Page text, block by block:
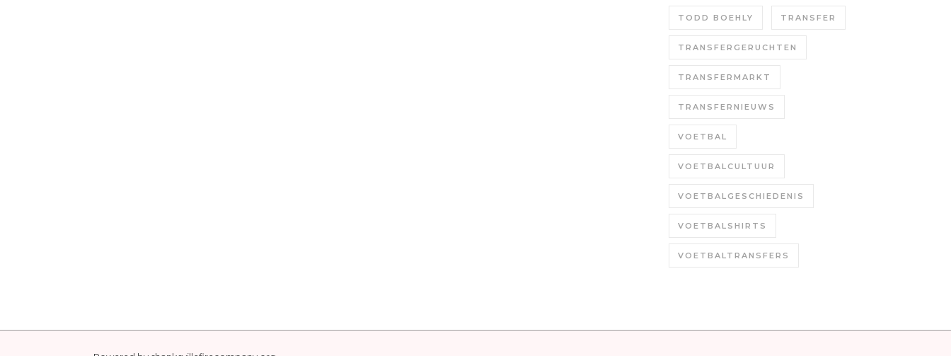
TODD BOEHLY TRANSFER
TRANSFERGERUCHTEN
TRANSFERMARKT
TRANSFERNIEUWS
VOETBAL
VOETBALCULTUUR
VOETBALGESCHIEDENIS
VOETBALSHIRTS
VOETBALTRANSFERS